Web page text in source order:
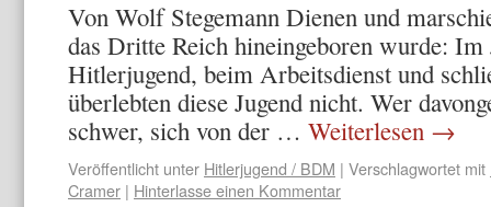
Von Wolf Stegemann Dienen und
das Dritte Reich hineingeboren wurde:
Hitlerjugend, beim Arbeitsdienst und
überlebten diese Jugend nicht. Wer
schwer, sich von der … Weiterlesen →
Veröffentlicht unter Hitlerjugend / BDM | Verschlagwortet mit
Cramer | Hinterlasse einen Kommentar